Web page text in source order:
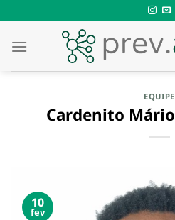
to
content
EQUIPE
Cardenito
10
fev